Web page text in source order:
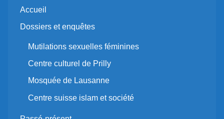
Accueil
Dossiers et enquêtes
Mutilations sexuelles féminines
Centre culturel de Prilly
Mosquée de Lausanne
Centre suisse islam et société